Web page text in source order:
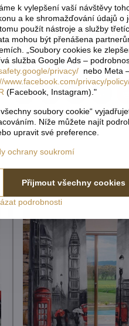
ručníky Ručníky a
Facebook
TwitterBluesky
k vylepšení vaší návštěvy
a ke shromažďování údajů o
použít nástroje a služby
mohou být přenášena
„Soubory cookies ke
služba Google Ads –
privacy/nebo Meta
www.facebook.com/privacy/
(Facebook, Instagram)."
soubory cookie“
Níže můžete najít
upravit své preference.
ochrany soukromí
podrobnosti
Přijmout všechny cookies